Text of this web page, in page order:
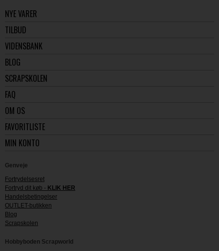
NYE VARER
TILBUD
VIDENSBANK
BLOG
SCRAPSKOLEN
FAQ
OM OS
FAVORITLISTE
MIN KONTO
Genveje
Fortrydelsesret
Fortryd dit køb - KLIK HER
Handelsbetingelser
OUTLET-butikken
Blog
Scrapskolen
Hobbyboden Scrapworld